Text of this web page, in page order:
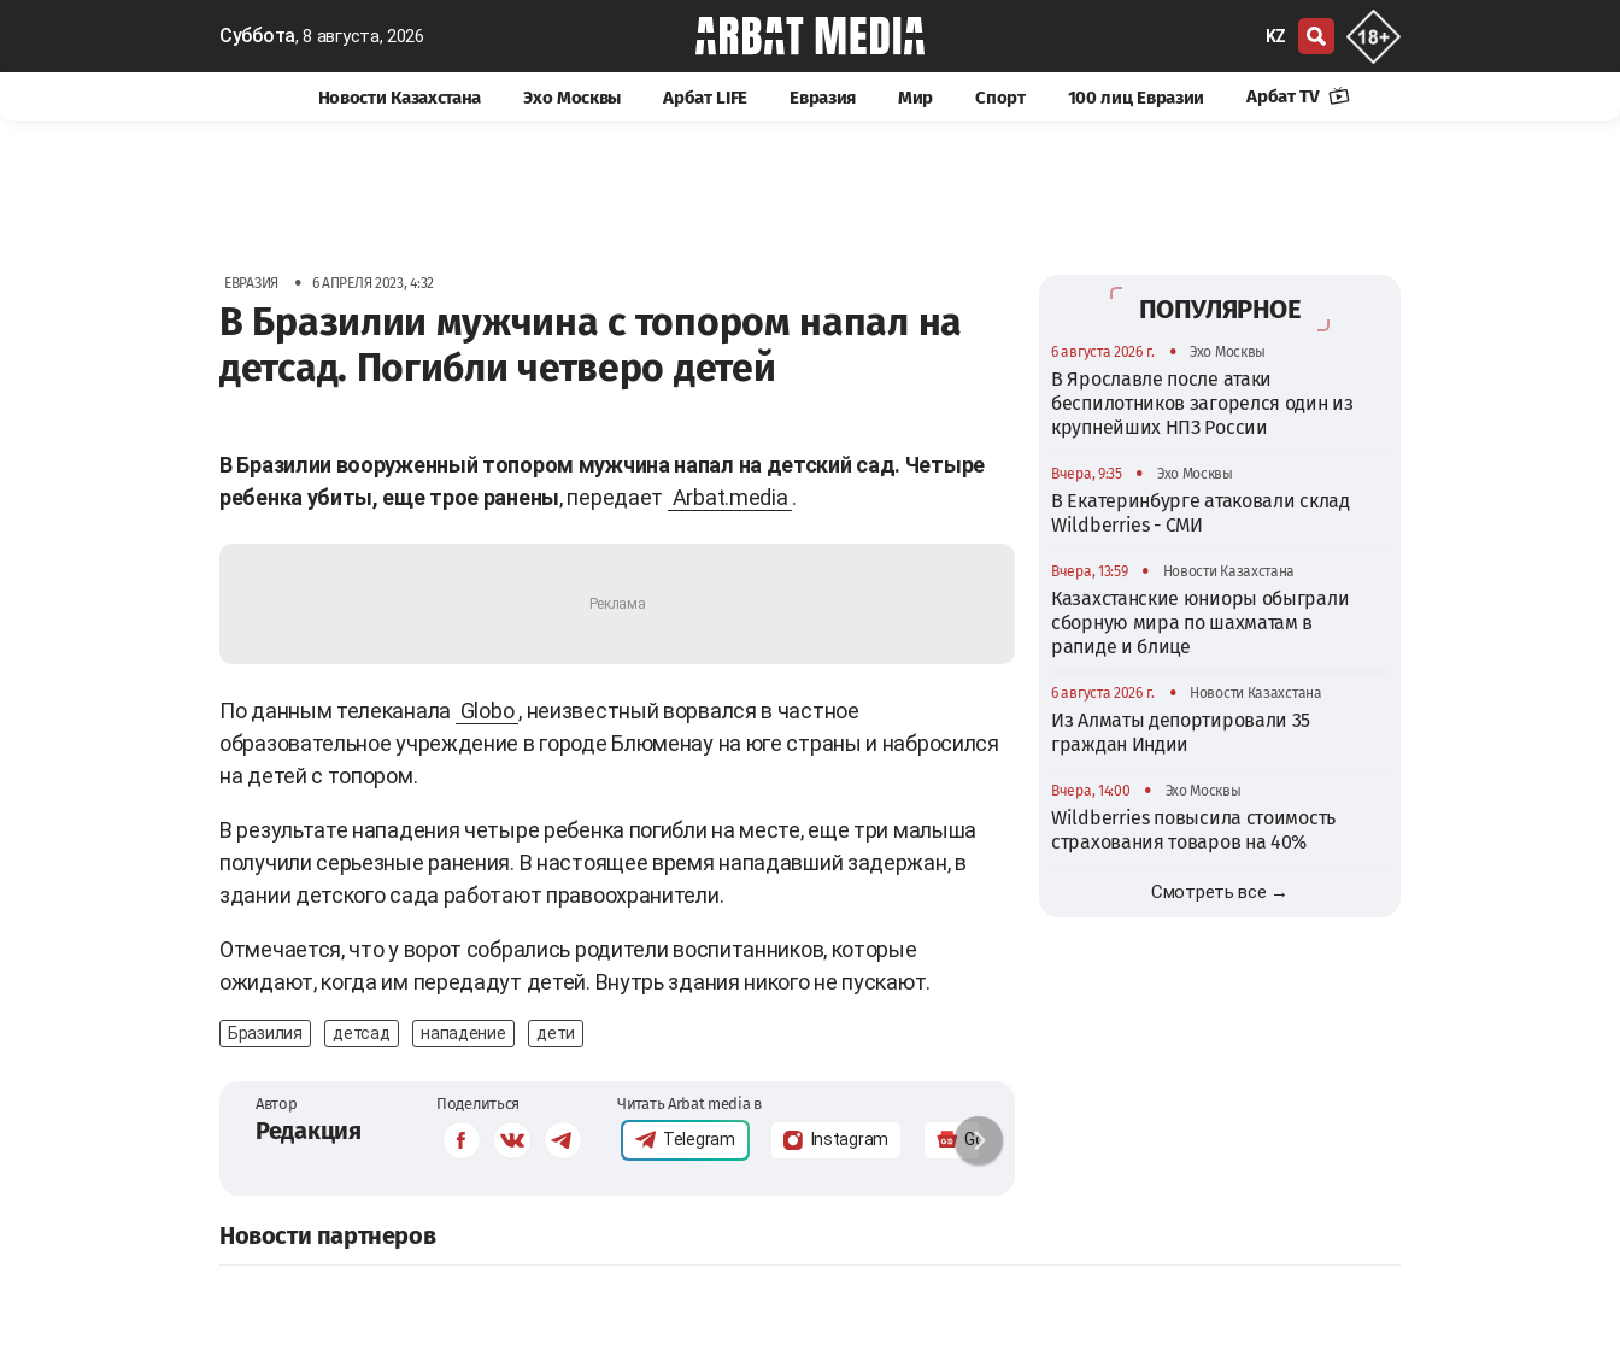
Суббота, 8 августа, 2026 KZ
Новости Казахстана Эхо Москвы Арбат LIFE Евразия Мир Спорт 100 лиц Евразии Арбат TV
ЕВРАЗИЯ • 6 АПРЕЛЯ 2023, 4:32
В Бразилии мужчина с топором напал на
детсад. Погибли четверо детей
В Бразилии вооруженный топором мужчина напал на детский сад. Четыре
ребенка убиты, еще трое ранены, передает Arbat.media .
По данным телеканала Globо , неизвестный ворвался в частное
образовательное учреждение в городе Блюменау на юге страны и набросился
на детей с топором.
В результате нападения четыре ребенка погибли на месте, еще три малыша
получили серьезные ранения. В настоящее время нападавший задержан, в
здании детского сада работают правоохранители.
Отмечается, что у ворот собрались родители воспитанников, которые
ожидают, когда им передадут детей. Внутрь здания никого не пускают.
Бразилия детсад нападение дети
Автор
Редакция
Поделиться Читать Arbat media в
Telegram Instagram Google News
ПОПУЛЯРНОЕ
6 августа 2026 г. • Эхо Москвы
В Ярославле после атаки
беспилотников загорелся один из
крупнейших НПЗ России
Вчера, 9:35 • Эхо Москвы
В Екатеринбурге атаковали склад
Wildberries - СМИ
Вчера, 13:59 • Новости Казахстана
Казахстанские юниоры обыграли
сборную мира по шахматам в
рапиде и блице
6 августа 2026 г. • Новости Казахстана
Из Алматы депортировали 35
граждан Индии
Вчера, 14:00 • Эхо Москвы
Wildberries повысила стоимость
страхования товаров на 40%
Смотреть все →
Новости партнеров